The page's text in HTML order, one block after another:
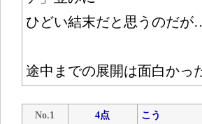
ひどい結末だと思うのだが
途中までの展開は面白かっ
No.1 4点 こう